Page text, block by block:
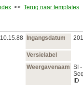
<< Terug naar templates
Ingangsdatum
Versielabel
Weergavenaam SI -
ID